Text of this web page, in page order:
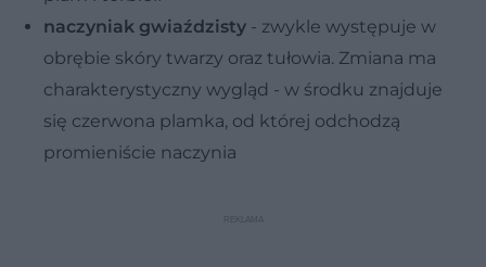
naczyniak gwiaździsty - zwykle występuje w
obrębie skóry twarzy oraz tułowia. Zmiana ma
charakterystyczny wygląd - w środku znajduje
się czerwona plamka, od której odchodzą
promieniście naczynia